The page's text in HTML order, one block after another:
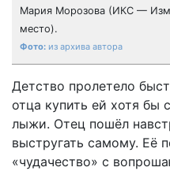
Мария Морозова (ИКС —
место).
из архива автора
Детство пролетело
отца купить ей хотя бы
лыжи. Отец пошёл
выстругать самому. Её
«чудачество» с